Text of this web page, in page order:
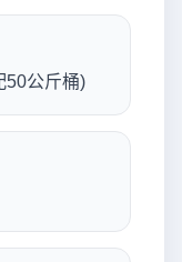
50公斤桶)